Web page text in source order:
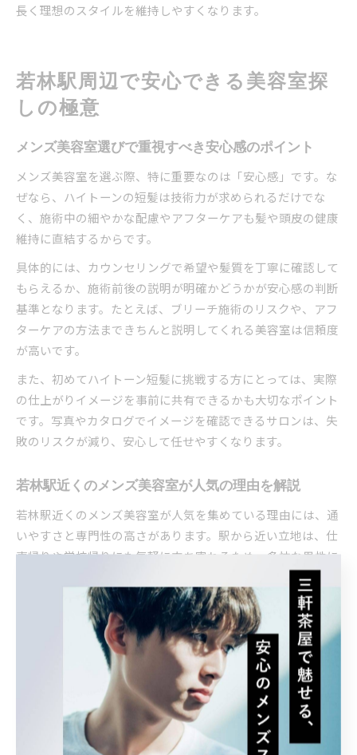
長く理想のスタイルを維持しやすくなります。
若林駅周辺で安心できる美容室探
しの極意
メンズ美容室選びで重視すべき安心感のポイント
メンズ美容室を選ぶ際、特に重要なのは「安心感」です。な
ぜなら、ハイトーンの短髪は技術力が求められるだけでな
く、施術中の細やかな配慮やアフターケアも髪や頭皮の健康
維持に直結するからです。
具体的には、カウンセリングで希望や髪質を丁寧に確認して
もらえるか、施術前後の説明が明確かどうかが安心感の判断
基準となります。たとえば、ブリーチ施術のリスクや、アフ
ターケアの方法まできちんと説明してくれる美容室は信頼度
が高いです。
また、初めてハイトーン短髪に挑戦する方にとっては、実際
の仕上がりイメージを事前に共有できるかも大切なポイント
です。写真やカタログでイメージを確認できるサロンは、失
敗のリスクが減り、安心して任せやすくなります。
若林駅近くのメンズ美容室が人気の理由を解説
若林駅近くのメンズ美容室が人気を集めている理由には、通
いやすさと専門性の高さがあります。駅から近い立地は、仕
事帰りや学校帰りにも気軽に立ち寄れるため、多忙な男性に
さらに、メンズ専門美容室では男性の骨格や髪質を熟知した
スタイリストが多く、ハイトーン短髪のようなトレンドスタ
イルも安心してオーダーできます。実際、若林駅周辺のサロ
ンでは男性比率が高く、男性客の要望に応えるサービスが充
また、口コミや評判でも「男性でも入りやすい雰囲気」「カ
ウンセリングが丁寧」といった声が多く見られます。これら